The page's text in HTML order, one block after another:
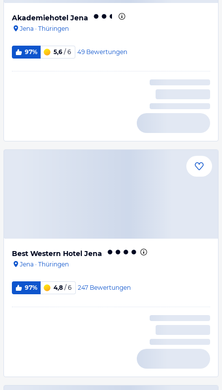
Akademiehotel Jena
Jena · Thüringen
97% 5,6 / 6 49 Bewertungen
Best Western Hotel Jena
Jena · Thüringen
97% 4,8 / 6 247 Bewertungen